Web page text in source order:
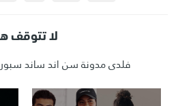
لا تتوقف
فلدى مدونة سن اند ساند